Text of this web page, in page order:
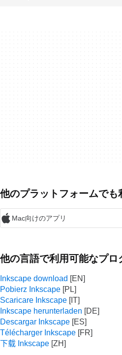
他のプラットフォームでも
Mac向けのアプリ
他の言語で利用可能なプロ
Inkscape download
Pobierz Inkscape
Scaricare Inkscape
Inkscape herunterladen
Descargar Inkscape
Télécharger Inkscape
下载 Inkscape